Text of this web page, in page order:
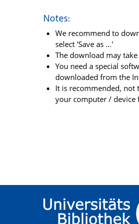
Notes:
We recommend to
select 'Save as ...'
The download may
You need a special
downloaded from the
It is recommended, not
your computer / device